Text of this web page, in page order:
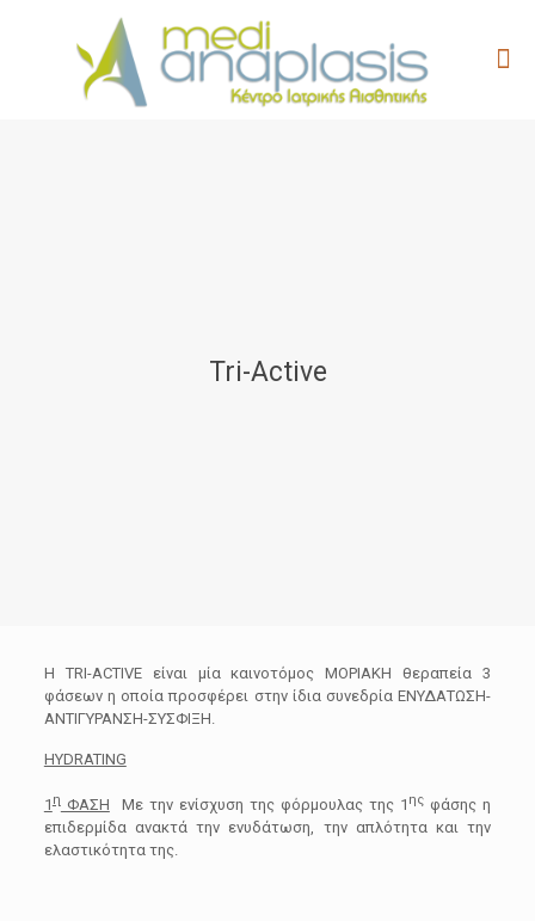
Tri-Active
Η TRI-ACTIVE είναι μία καινοτόμος ΜΟΡΙΑΚΗ θεραπεία 3
φάσεων η οποία προσφέρει στην ίδια συνεδρία ΕΝΥΔΑΤΩΣΗ-
ΑΝΤΙΓΥΡΑΝΣΗ-ΣΥΣΦΙΞΗ.
HYDRATING
1ηΦΑΣΗ Με την ενίσχυση της φόρμουλας της 1 ης φάσης η
επιδερμίδα ανακτά την ενυδάτωση, την απλότητα και την
ελαστικότητα της.